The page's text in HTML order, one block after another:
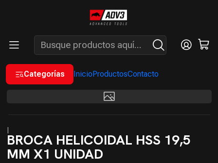
Categorías InicioProductosContacto
ENVÍOS GRATIS A PARTIR DE COMPRAS MAYORES A $200.000 -
ATENCIÓN: LUN. A VIÉ. DE 7 A 16 HS.
INSUMOS BROCAS
BROCAS ACERO RÁPIDO HSS
|
BROCA HELICOIDAL HSS 19,5
MM X1 UNIDAD